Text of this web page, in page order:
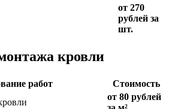
от 270
рублей за
шт.
кровли
работ
Стоимость
от 80 рублей